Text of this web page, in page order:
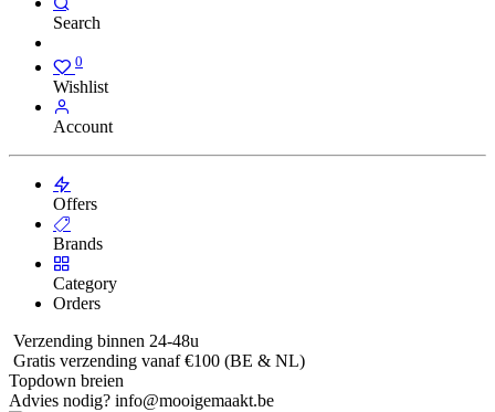
Search
0
Wishlist
Account
Offers
Brands
Category
Orders
Verzending binnen 24-48u
Gratis verzending vanaf €100 (BE & NL)
Topdown breien
Advies nodig? info@mooigemaakt.be